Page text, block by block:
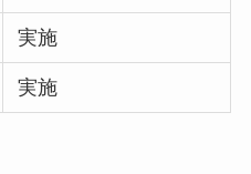
実施
実施